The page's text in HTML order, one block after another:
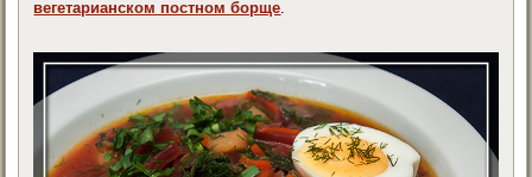
вегетарианском постном борще